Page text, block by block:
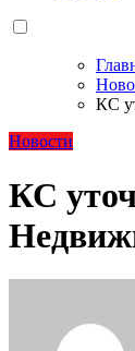
КС
Новости
КС